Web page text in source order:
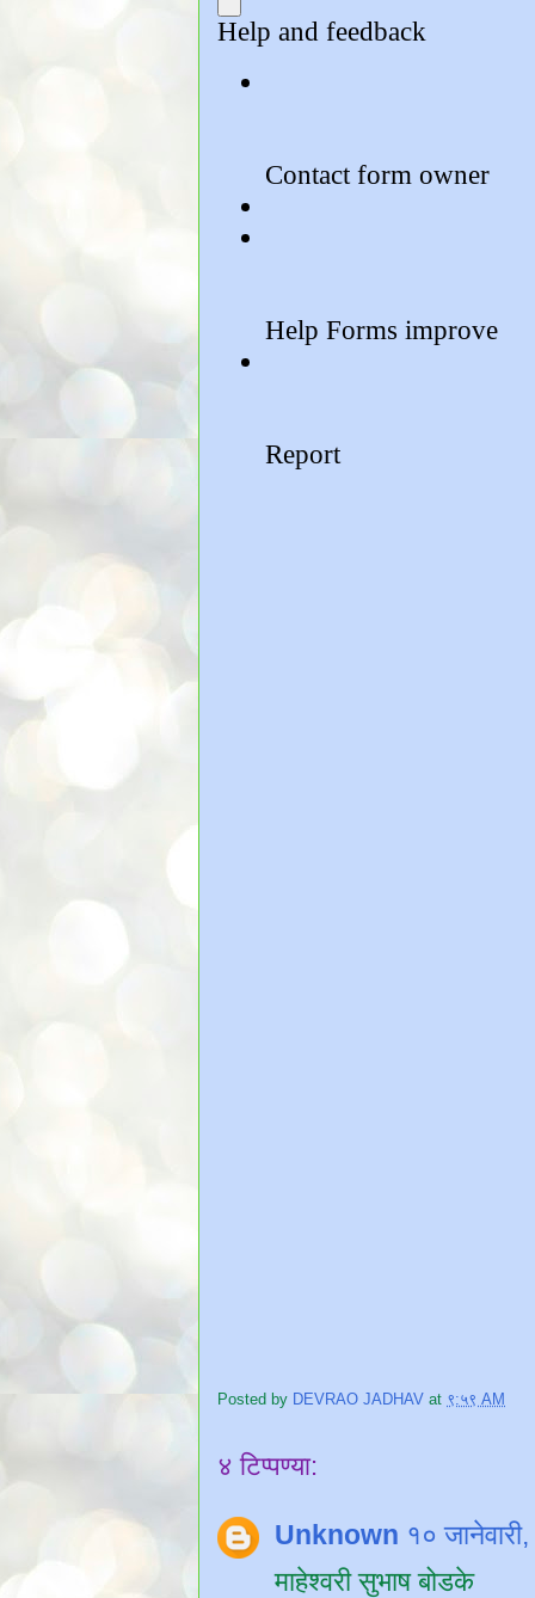
Posted by DEVRAO JADHAV at ९:५९ AM
४ टिप्पण्या:
Unknown १०
माहेश्वरी सुभाष बोडके